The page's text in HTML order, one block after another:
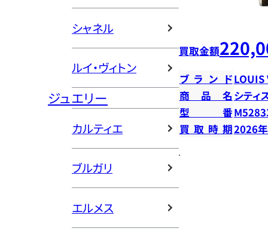
シャネル
ルイ・ヴィトン
ジュエリー
カルティエ
ブルガリ
エルメス
買取金額
ブランドLOUIS
商品名 シティ
型番
買取時期2026